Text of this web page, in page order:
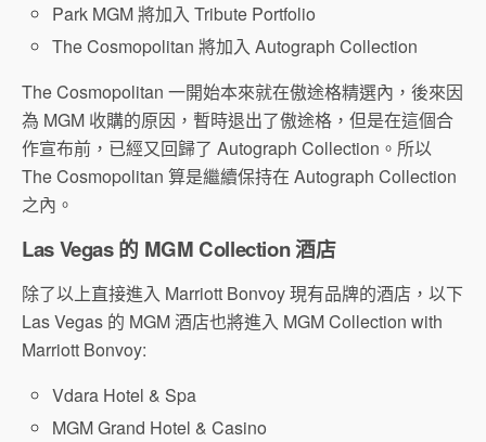
Park MGM 將加入 Tribute Portfolio
The Cosmopolitan 將加入 Autograph Collection
The Cosmopolitan 一開始本來就在傲途格精選內，後來因
為 MGM 收購的原因，暫時退出了傲途格，但是在這個合
作宣布前，已經又回歸了 Autograph Collection。所以
The Cosmopolitan 算是繼續保持在 Autograph Collection
之內。
Las Vegas 的 MGM Collection 酒店
除了以上直接進入 Marriott Bonvoy 現有品牌的酒店，以下
Las Vegas 的 MGM 酒店也將進入 MGM Collection with
Marriott Bonvoy:
Vdara Hotel & Spa
MGM Grand Hotel & Casino